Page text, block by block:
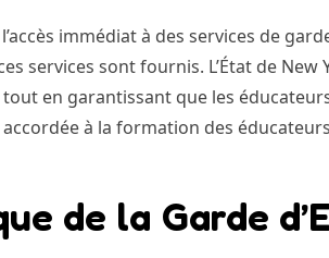
immédiat à des services de
services sont fournis. L’État de New
en garantissant que les
à la formation des
de la Garde